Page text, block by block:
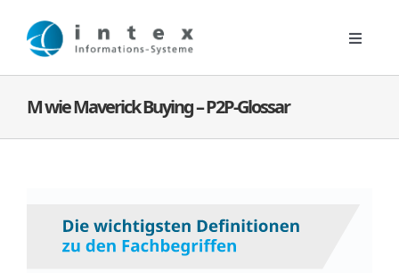
Inhalt
springen
Toggle
Kontakt
M wie Maverick Buying – P2P-Glossar